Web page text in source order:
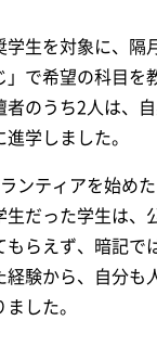
学生を対象に、隔
」で希望の科目を
者のうち2人は、
学しました。
ンティアを始め
生だった学生は、
もらえず、暗記で
験から、自分も
した。